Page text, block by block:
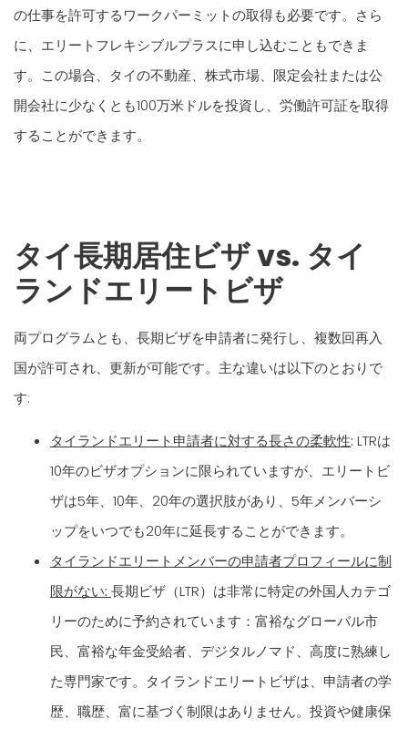
の仕事を許可するワークパーミットの取得も必要です。さら
に、エリートフレキシブルプラスに申し込むこともできま
す。この場合、タイの不動産、株式市場、限定会社または公
開会社に少なくとも100万米ドルを投資し、労働許可証を取得
することができます。
タイ長期居住ビザ vs. タイ
ランドエリートビザ
両プログラムとも、長期ビザを申請者に発行し、複数回再入
国が許可され、更新が可能です。主な違いは以下のとおりで
す:
タイランドエリート申請者に対する長さの柔軟性: LTRは
10年のビザオプションに限られていますが、エリートビ
ザは5年、10年、20年の選択肢があり、5年メンバーシ
ップをいつでも20年に延長することができます。
タイランドエリートメンバーの申請者プロフィールに制
限がない: 長期ビザ（LTR）は非常に特定の外国人カテゴ
リーのために予約されています：富裕なグローバル市
民、富裕な年金受給者、デジタルノマド、高度に熟練し
た専門家です。タイランドエリートビザは、申請者の学
歴、職歴、富に基づく制限はありません。投資や健康保